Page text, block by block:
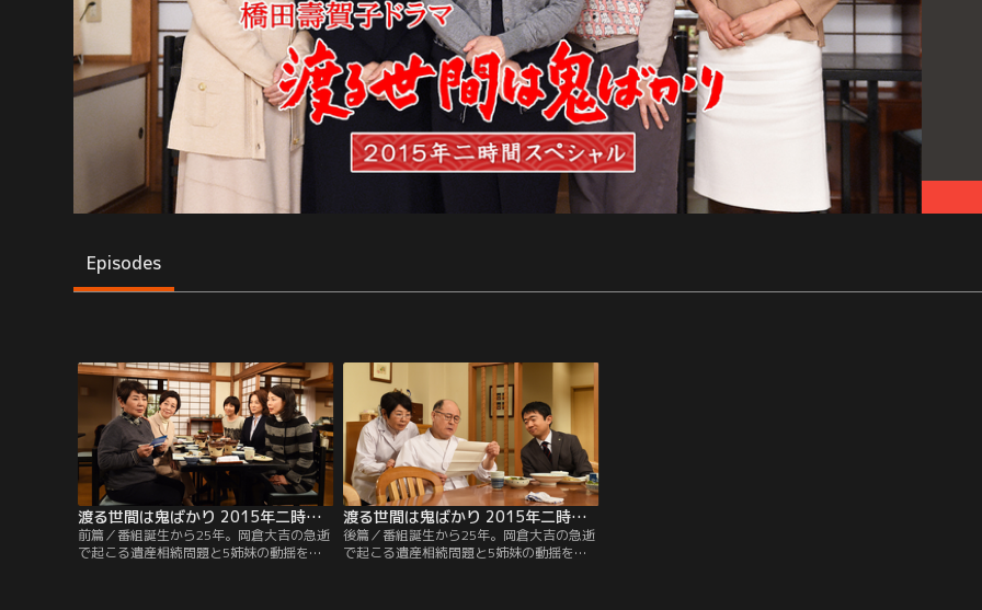
Episodes
渡る世間は鬼ばかり 2015年二時間スペシャル（橋田壽賀子ドラマ） 第01話
前篇／番組誕生から25年。岡倉大吉の急逝
で起こる遺産相続問題と5姉妹の動揺を描
渡る世間は鬼ばかり 2015年二時間スペシャル（橋田壽賀子ドラマ） 第02話（最終話）
後篇／番組誕生から25年。岡倉大吉の急逝
で起こる遺産相続問題と5姉妹の動揺を描